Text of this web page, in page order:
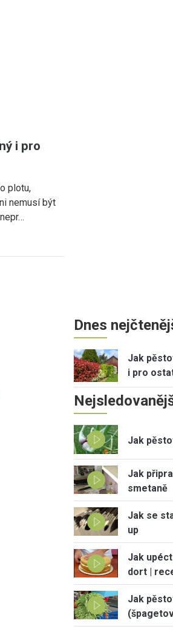
i pro
plotu,
nemusí být
Dnes
Jak
i pro
Jak
Jak
smetaně
Jak se
up
Jak
dort |
Jak